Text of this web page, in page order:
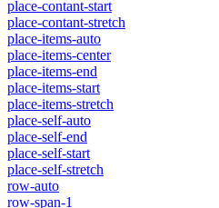
place-contant-start
place-contant-stretch
place-items-auto
place-items-center
place-items-end
place-items-start
place-items-stretch
place-self-auto
place-self-end
place-self-start
place-self-stretch
row-auto
row-span-1